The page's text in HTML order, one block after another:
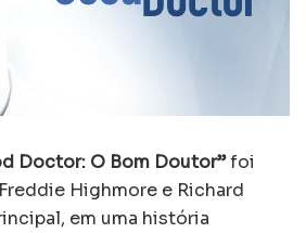
Doctor: O Bom Doutor”foi
Highmore e Richard
em uma história